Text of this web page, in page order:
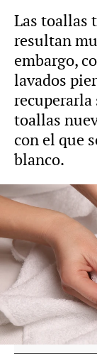
Las toallas
resultan
embargo,
lavados
recuperarla
toallas
con el que
blanco.
Adiós a
toallas: